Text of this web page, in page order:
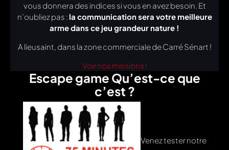
vous donnera des indices si vous en avez besoin. Et
n’oubliez pas : la communication sera votre meilleure
arme dans ce jeu grandeur nature !
A lieusaint, dans la zone commerciale de Carré Sénart !
Voir nos missions !
Escape game Qu’est-ce que
c’est ?
Venez tester notre